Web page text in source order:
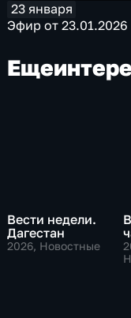
23 января
Эфир от 23.01.2026
Еще
Вести недели.
Дагестан
2026, Новостные